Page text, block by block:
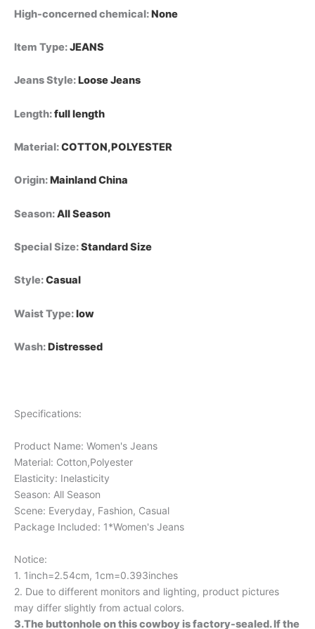
High-concerned chemical:None
Item Type:JEANS
Jeans Style: Loose Jeans
Length:full length
Material:COTTON,POLYESTER
Origin: Mainland China
Season:All Season
Special Size:Standard Size
Style:Casual
Waist Type:low
Wash:Distressed
Specifications:
Product Name: Women's Jeans
Material: Cotton,Polyester
Elasticity: Inelasticity
Season: All Season
Scene: Everyday, Fashion, Casual
Package Included: 1*Women's Jeans
Notice:
1. 1inch=2.54cm, 1cm=0.393inches
2. Due to different monitors and lighting, product pictures
may differ slightly from actual colors.
3.The buttonhole on this cowboy is factory-sealed. If the